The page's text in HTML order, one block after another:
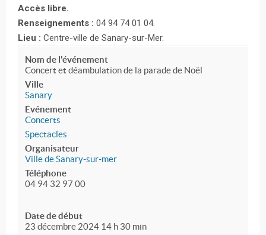
Accès libre.
Renseignements : 04 94 74 01 04.
Lieu : Centre-ville de Sanary-sur-Mer.
Nom de l'événement
Concert et déambulation de la parade de Noël
Ville
Sanary
Événement
Concerts
Spectacles
Organisateur
Ville de Sanary-sur-mer
Téléphone
04 94 32 97 00
Date de début
23 décembre 2024 14 h 30 min